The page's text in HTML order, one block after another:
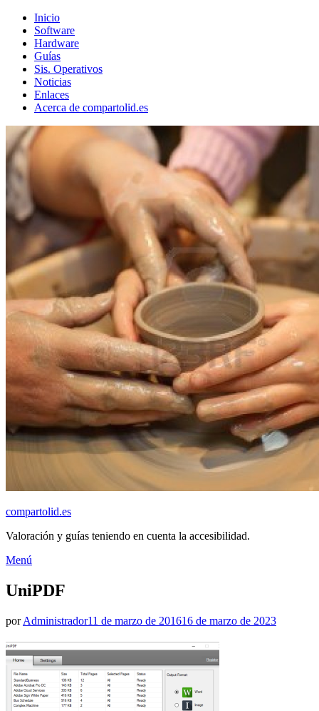
Inicio
Software
Hardware
Guías
Sis. Operativos
Noticias
Enlaces
Acerca de compartolid.es
compartolid.es
Valoración y guías teniendo en cuenta la accesibilidad.
Saltar
contenido
Menú
UniPDF
porAdministradorPublicado
11 de marzo de 201616 de marzo de 2023